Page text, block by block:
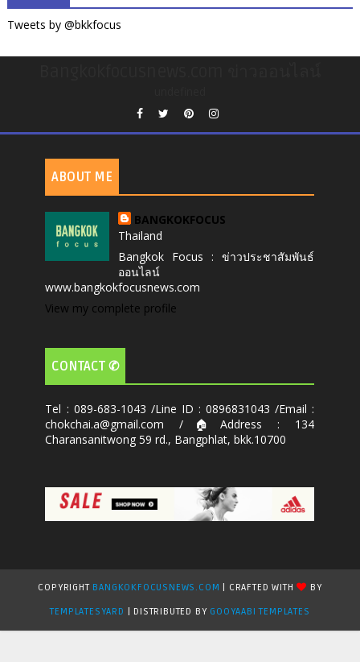
Tweets by @bkkfocus
ABOUT ME
BANGKOKFOCUS
Thailand
Bangkok Focus : ข่าวประชาสัมพันธ์
ออนไลน์
www.bangkokfocusnews.com
View my complete profile
CONTACT ✆
Tel : 089-683-1043 /Line ID : 0896831043 /Email :
chokchai.a@gmail.com /🏠Address : 134
Charansanitwong 59 rd., Bangphlat, bkk.10700
COPYRIGHT BANGKOKFOCUSNEWS.COM | CRAFTED WITH
BY
TEMPLATESYARD | DISTRIBUTED BY GOOYAABI TEMPLATES